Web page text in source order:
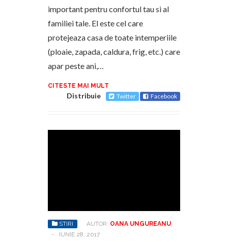
important pentru confortul tau si al
familiei tale. El este cel care
protejeaza casa de toate intemperiile
(ploaie, zapada, caldura, frig, etc.) care
apar peste ani,…
CITESTE MAI MULT
Distribuie Twitter Facebook
STIRI AUTOR: OANA UNGUREANU
-
IUNIE 28, 2017